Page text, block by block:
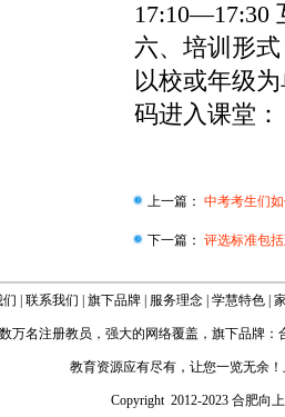
17:10—17:30
六、培训形式
以校或年级
码进入课堂：
上一篇： 中考考生们
下一篇： 评选标准包
们 联系我们 旗下品牌 服务理念 学慧特色
万名注册教员，强大的网络覆盖，旗下品牌：
教育资源应有尽有，让您一览无余
Copyright 2012-2023 合肥向